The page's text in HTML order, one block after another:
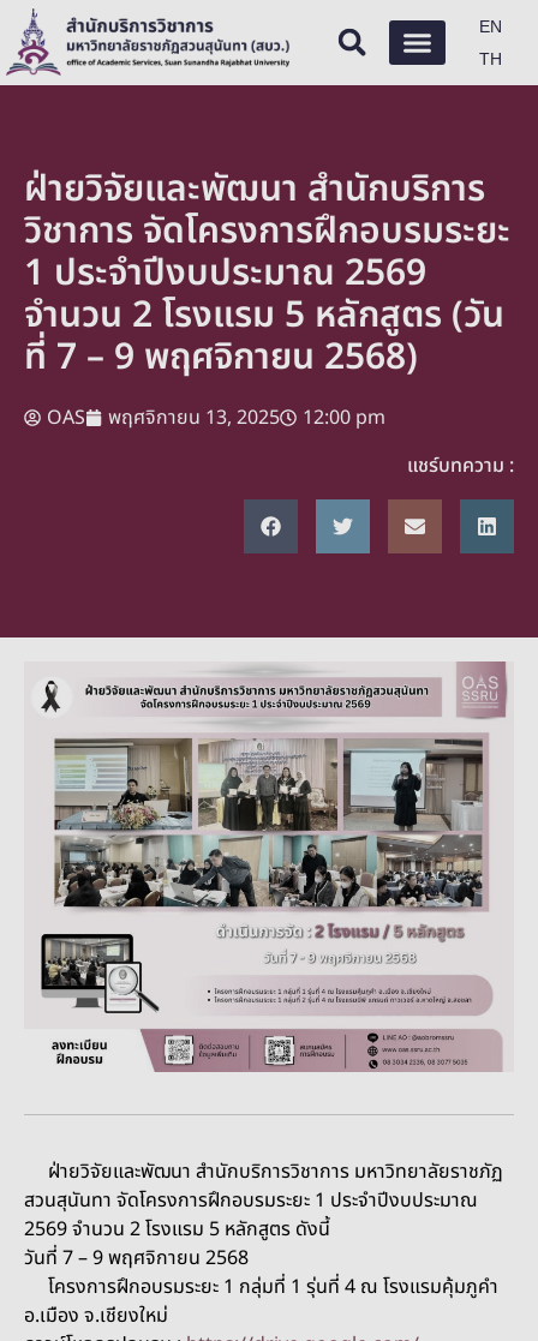
EN
TH
ฝ่ายวิจัยและพัฒนา สำนักบริการ
วิชาการ จัดโครงการฝึกอบรมระยะ
1 ประจำปีงบประมาณ 2569
จำนวน 2 โรงแรม 5 หลักสูตร (วัน
ที่ 7 – 9 พฤศจิกายน 2568)
OAS พฤศจิกายน 13, 2025
12:00 pm
แชร์บทความ :
ฝ่ายวิจัยและพัฒนา สำนักบริการวิชาการ มหาวิทยาลัยราชภัฏ
สวนสุนันทา จัดโครงการฝึกอบรมระยะ 1 ประจำปีงบประมาณ
2569 จำนวน 2 โรงแรม 5 หลักสูตร ดังนี้
วันที่ 7 – 9 พฤศจิกายน 2568
โครงการฝึกอบรมระยะ 1 กลุ่มที่ 1 รุ่นที่ 4 ณ โรงแรมคุ้มภูคำ
อ.เมือง จ.เชียงใหม่